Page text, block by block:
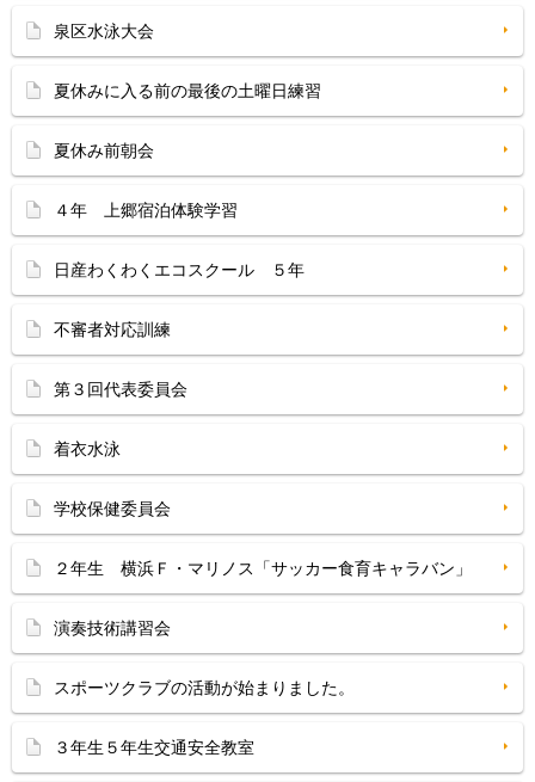
泉区水泳大会
夏休みに入る前の最後の土曜日練習
夏休み前朝会
４年 上郷宿泊体験学習
日産わくわくエコスクール ５年
不審者対応訓練
第３回代表委員会
着衣水泳
学校保健委員会
２年生 横浜Ｆ・マリノス「サッカー食育キャラバン」
演奏技術講習会
スポーツクラブの活動が始まりました。
３年生５年生交通安全教室